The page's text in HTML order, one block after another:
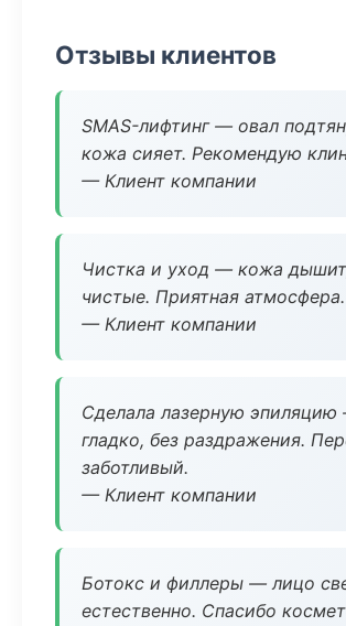
Отзывы клиентов
SMAS-лифтинг — овал
кожа сияет. Рекомендую
— Клиент компании
Чистка и уход — кожа
чистые. Приятная атмосфера.
— Клиент компании
Сделала лазерную
гладко, без раздражения.
заботливый.
— Клиент компании
Ботокс и филлеры — лицо
естественно. Спасибо